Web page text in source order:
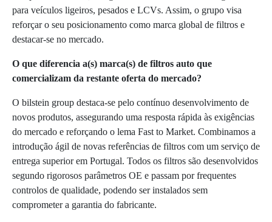
para veículos ligeiros, pesados e LCVs. Assim, o grupo visa
reforçar o seu posicionamento como marca global de filtros e
destacar-se no mercado.
O que diferencia a(s) marca(s) de filtros auto que
comercializam da restante oferta do mercado?
O bilstein group destaca-se pelo contínuo desenvolvimento de
novos produtos, assegurando uma resposta rápida às exigências
do mercado e reforçando o lema Fast to Market. Combinamos a
introdução ágil de novas referências de filtros com um serviço de
entrega superior em Portugal. Todos os filtros são desenvolvidos
segundo rigorosos parâmetros OE e passam por frequentes
controlos de qualidade, podendo ser instalados sem
comprometer a garantia do fabricante.